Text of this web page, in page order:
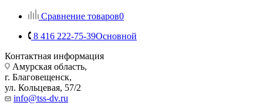
Сравнение товаров0
8 416 222-75-39Основной
Контактная информация
Амурская область,
г. Благовещенск,
ул. Кольцевая, 57/2
info@tss-dv.ru